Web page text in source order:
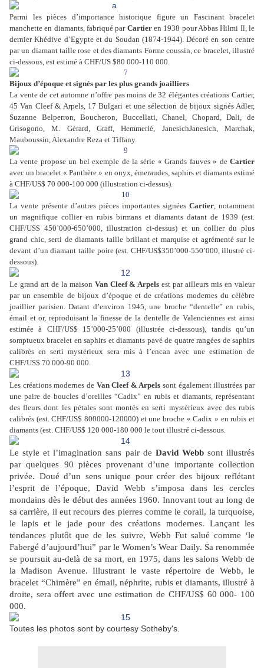
Parmi les pièces d’importance historique figure un Fascinant bracelet
manchette en diamants, fabriqué par Cartieren 1938 pour Abbas Hilmi Il, le
dernier Khédive d’Egypte et du Soudan (1874-1944). Décoré en son centre
par un diamant taille rose et des diamants Forme coussin, ce bracelet, illustré
ci-dessous, est estimé à CHF/US $80 000-110 000.
Bijoux d’époque et signés par les plus grands joailliers
La vente de cet automne n’offre pas moins de 32 élégantes créations Cartier,
45 Van Cleef & Arpels, 17 Bulgari et une sélection de bijoux signés Adler,
Suzanne Belperron, Boucheron, Buccellati, Chanel, Chopard, Dali, de
Grisogono, M. Gérard, Graff, Hemmerlé, JanesichJanesich, Marchak,
Mauboussin, Alexandre Reza et Tiffany.
La vente propose un bel exemple de la série « Grands fauves » de Cartier
avec un bracelet « Panthère » en onyx, émeraudes, saphirs et diamants estimé
à CHF/US$ 70 000-100 000 (illustration ci-dessus).
La vente présente d’autres pièces importantes signées Cartier, notamment
un magnifique collier en rubis birmans et diamants datant de 1939 (est.
CHF/US$ 450’000-650’000, illustration ci-dessus) et un collier du plus
grand chic, serti de diamants taille brillant et marquise et agrémenté sur le
devant d’un diamant taille poire (est. CHF/US$350’000-550’000, illustré ci-
dessous).
Le grand art de la maison Van Cleef & Arpels est par ailleurs mis en valeur
par un ensemble de bijoux d’époque et de créations modernes du célèbre
joaillier parisien. Datant d’environ 1945, une broche “dentelle” en rubis,
émail et or, reproduisant la finesse de la dentelle de Valenciennes est ainsi
estimée à CHF/US$ 15’000-25’000 (illustrée ci-dessous), tandis qu’un
somptueux bracelet en saphirs et diamants pavé de quatre rangées de saphirs
calibrés en serti mystérieux sera mis à l’encan avec une estimation de
CHF/US$ 70 000-90 000.
Les créations modernes de Van Cleef & Arpels sont également illustrées par
une paire de boucles d’oreilles “Cadix” en rubis et diamants, représentant
des fleurs dont les pétales sont montés en serti mystérieux avec des rubis
calibrés (est. CHF/US$ 800000-120000) et une broche « Cadix » en rubis et
diamants (est. CHF/US$ 120 000-180 000 le tout illustré ci-dessous.
Le style et l’imagination sans pair de David Webbsont illustrés
par quelques 90 pièces provenant d’une importante collection
privée. Doué d’un sens unique pour créer des bijoux reflétant
l’esprit de l’époque, David Webb s’imposa dans les cercles
mondains dès le début des années 1960. Innovant tout au long de
sa carrière, il eut recours des pierres comme le corail, la turquoise,
le lapis et le jade pour des créations modernes. Lançant les
tendances plutôt que de les suivre, Webb Fut salué comme ‘le
Fabergé d’aujourd’hui” par le Women’s Wear Daily. Sa renommée
se poursuit au-delà de sa mort, en 1975, dans les salons Webb de
la Madison Avenue. Illustrant le vaste répertoire de Webb, le
bracelet “Chimère” en émail, néphrite, rubis et diamants, illustré à
droite, sera offert avec une estimation de CHF/US$ 60 000- 100
000.
Toutes les photos sont by courtesy Sotheby's.